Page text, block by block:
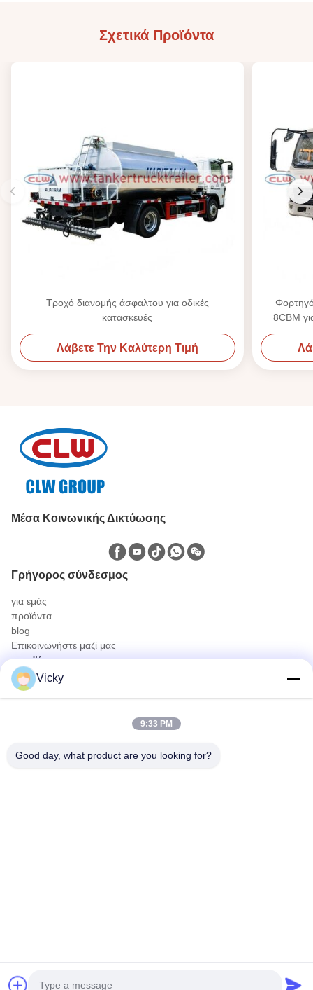
Σχετικά Προϊόντα
Τροχό διανομής άσφαλτου για οδικές
κατασκευές
Λάβετε Την Καλύτερη Τιμή
8CBM
Μέσα Κοινωνικής Δικτύωσης
Γρήγορος σύνδεσμος
για εμάς
προϊόντα
blog
Επικοινωνήστε μαζί μας
προϊόντα
Αεροκίνητο
Φορτηγό υγιεινής
Αγροτική & Ζωοτροφική και τροφική μεταφορά
από το οδικό φορτηγό
Vicky
9:33 PM
Good day, what product are you looking for?